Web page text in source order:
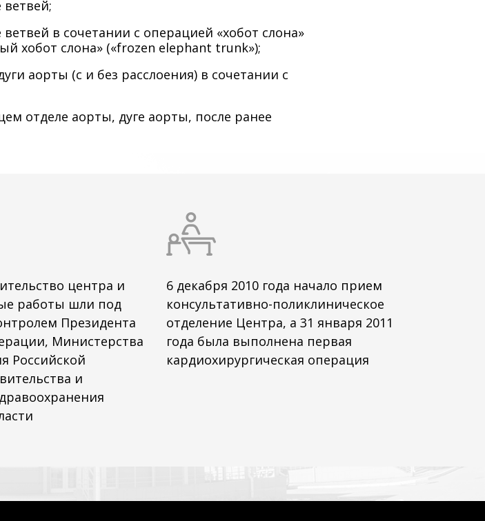
в сочетании с операцией «хобот слона»
хобот слона» («frozen elephant trunk»);
аорты (с и без расслоения) в сочетании с
отделе аорты, дуге аорты, после ранее
центра и
работы шли под
Президента
Министерства
Российской
и
6 декабря 2010 года начало прием
консультативно-поликлиническое
отделение Центра, а 31 января 2011
года была выполнена первая
кардиохирургическая операция